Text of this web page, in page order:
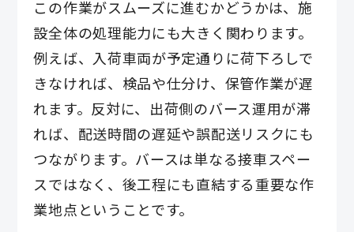
この作業がスムーズに進むかどうかは、施
設全体の処理能力にも大きく関わります。
例えば、入荷車両が予定通りに荷下ろしで
きなければ、検品や仕分け、保管作業が遅
れます。反対に、出荷側のバース運用が滞
れば、配送時間の遅延や誤配送リスクにも
つながります。バースは単なる接車スペー
スではなく、後工程にも直結する重要な作
業地点ということです。